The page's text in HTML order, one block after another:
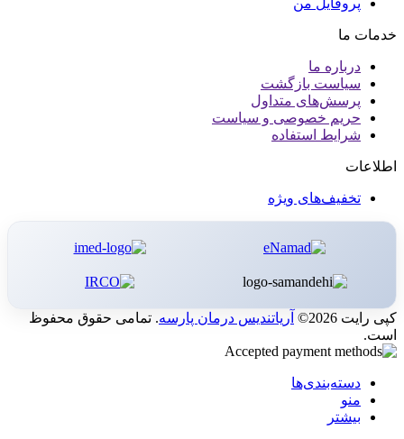
خدمات ما
درباره ما
سیاست بازگشت
پرسش‌های متداول
حریم خصوصی و سیاست
شرایط استفاده
اطلاعات
تخفیف‌های ویژه
کپی رایت 2026© آریاتندیس درمان پارسه. تمامی حقوق محفوظ
است.
دسته‌بندی‌ها
منو
بیشتر